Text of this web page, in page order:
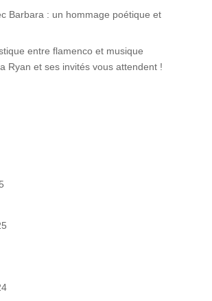
Barbara : un hommage poétique et
entre flamenco et musique
Ryan et ses invités vous attendent !